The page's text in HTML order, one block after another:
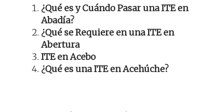
¿Qué es y Cuándo Pasar una ITE en
Abadía?
¿Qué se Requiere en una ITE en
Abertura
ITE en Acebo
¿Qué es una ITE en Acehúche?